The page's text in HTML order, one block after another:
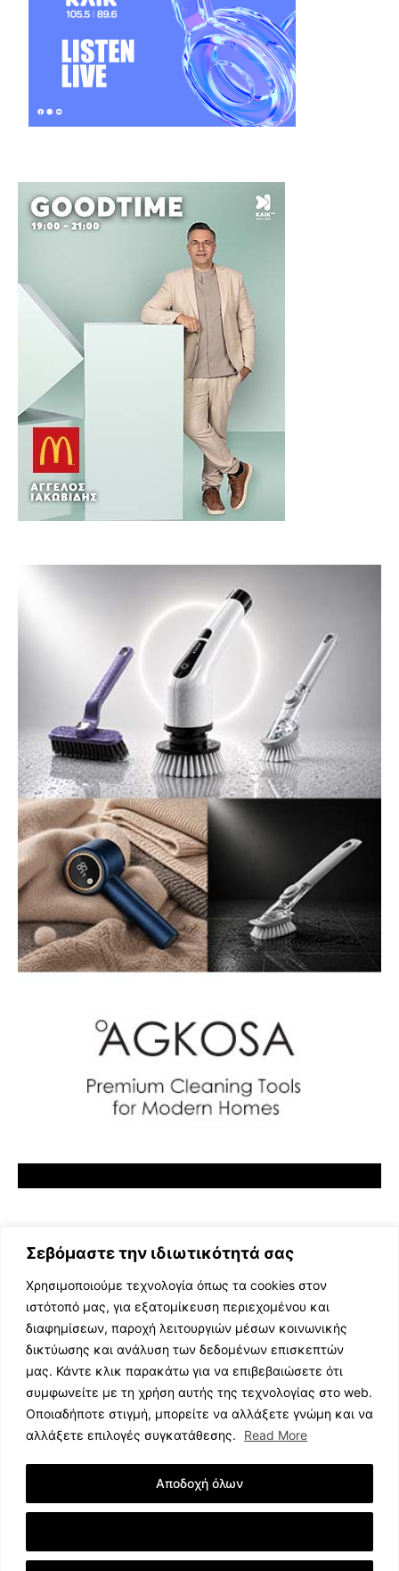
Σεβόμαστε την ιδιωτικότητά σας
Χρησιμοποιούμε τεχνολογία όπως τα cookies στον
ιστότοπό μας, για εξατομίκευση περιεχομένου και
διαφημίσεων, παροχή λειτουργιών μέσων κοινωνικής
δικτύωσης και ανάλυση των δεδομένων επισκεπτών
μας. Κάντε κλικ παρακάτω για να επιβεβαιώσετε ότι
συμφωνείτε με τη χρήση αυτής της τεχνολογίας στο web.
Οποιαδήποτε στιγμή, μπορείτε να αλλάξετε γνώμη και να
αλλάξετε επιλογές συγκατάθεσης.
Read More
Αποδοχή όλων
ΕΛΛΗΝΙΚΗ ΜΟΥΣΙΚΗ
TV SHOWS
EVENTS
ΘΕΑΤΡΟ
ΔΙΑΓΩΝΙΣΜΟΙ
STOA CULTURA
ΣΥΝΕΝΤΕΥΞΕΙΣ